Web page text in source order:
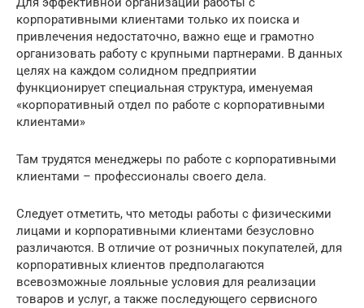
корпоративными клиентами только их поиска и
привлечения недостаточно, важно еще и грамотно
организовать работу с крупными партнерами. В данных
целях на каждом солидном предприятии
функционирует специальная структура, именуемая
«корпоративный отдел по работе с корпоративными
клиентами»
Там трудятся менеджеры по работе с корпоративными
клиентами – профессионалы своего дела.
Следует отметить, что методы работы с физическими
лицами и корпоративными клиентами безусловно
различаются. В отличие от розничных покупателей, для
корпоративных клиентов предполагаются
всевозможные лояльные условия для реализации
товаров и услуг, а также последующего сервисного